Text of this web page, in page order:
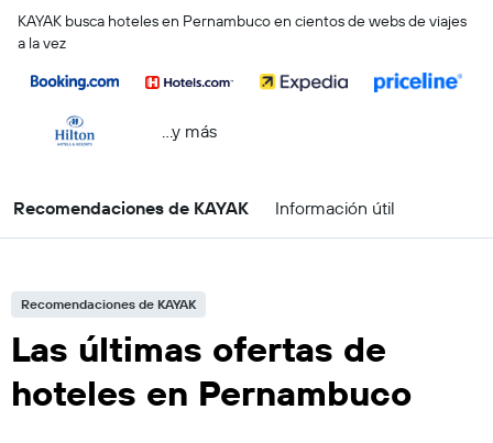
KAYAK busca hoteles en Pernambuco en cientos de webs de viajes
a la vez
...y más
Recomendaciones de KAYAK Información útil
Recomendaciones de KAYAK
Las últimas ofertas de
hoteles en Pernambuco